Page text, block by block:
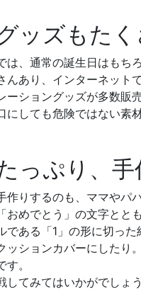
ッズもたく
は、通常の誕生日はもち
んあり、インターネット
ーショングッズが多数販
にしても危険ではない素
っぷり、手
作りするのも、ママやパ
おめでとう」の文字とと
である「1」の形に切っ
ッションカバーにしたり
。
してみてはいかがでしょ